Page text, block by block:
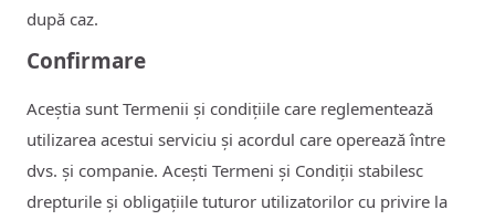
după caz.
Confirmare
Aceștia sunt Termenii și condițiile care reglementează
utilizarea acestui serviciu și acordul care operează între
dvs. și companie. Acești Termeni și Condiții stabilesc
drepturile și obligațiile tuturor utilizatorilor cu privire la